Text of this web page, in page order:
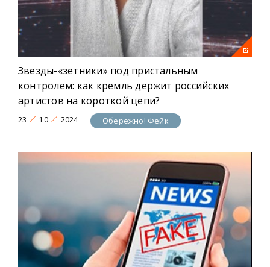
Звезды-«зетники» под пристальным
контролем: как кремль держит российских
артистов на короткой цепи?
23 10 2024 Обережно! Фейк